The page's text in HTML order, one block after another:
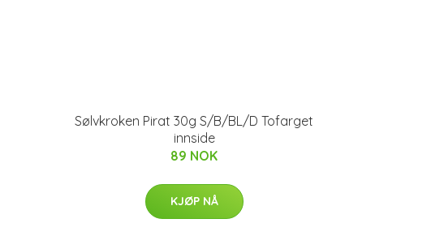
Sølvkroken Pirat 30g S/B/BL/D Tofarget
innside
89 NOK
KJØP NÅ